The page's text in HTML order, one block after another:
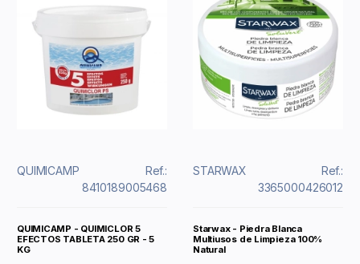
QUIMICAMP
Ref.:
8410189005468
QUIMICAMP - QUIMICLOR 5
EFECTOS TABLETA 250 GR - 5
KG
STARWAX
Ref.:
3365000426012
Starwax - Piedra Blanca
Multiusos de Limpieza 100%
Natural